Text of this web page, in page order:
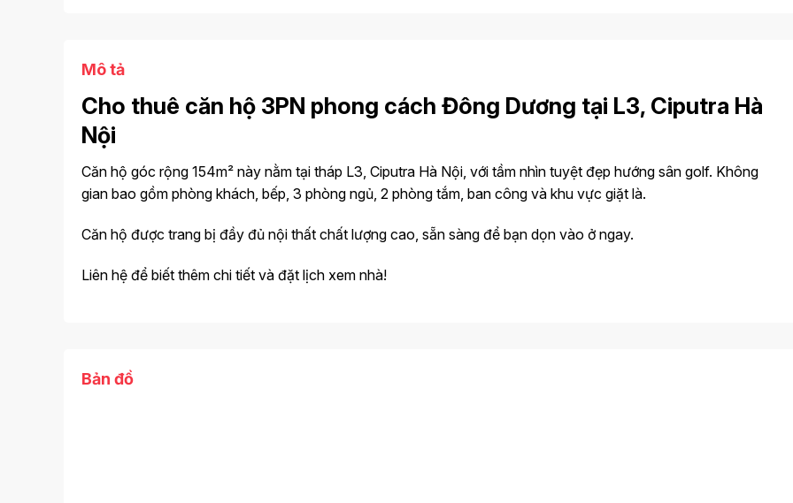
Mô tả
Cho thuê căn hộ 3PN phong cách Đông Dương tại L3, Ciputra Hà
Nội
Căn hộ góc rộng 154m² này nằm tại tháp L3, Ciputra Hà Nội, với tầm nhìn tuyệt đẹp hướng sân golf. Không
gian bao gồm phòng khách, bếp, 3 phòng ngủ, 2 phòng tắm, ban công và khu vực giặt là.
Căn hộ được trang bị đầy đủ nội thất chất lượng cao, sẵn sàng để bạn dọn vào ở ngay.
Liên hệ để biết thêm chi tiết và đặt lịch xem nhà!
Bản đồ